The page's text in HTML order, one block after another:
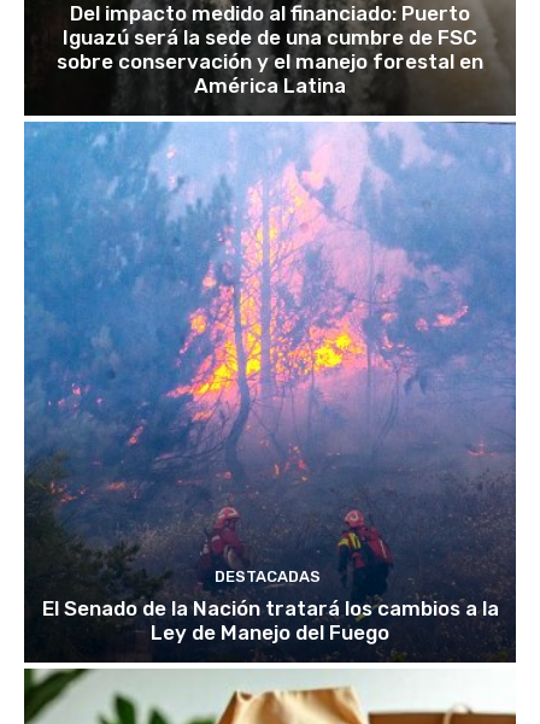
Del impacto medido al financiado: Puerto
Iguazú será la sede de una cumbre de FSC
sobre conservación y el manejo forestal en
América Latina
DESTACADAS
El Senado de la Nación tratará los cambios a la
Ley de Manejo del Fuego